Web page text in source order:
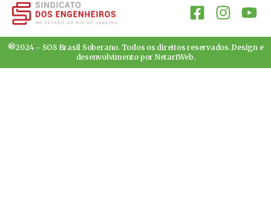
®2024 – SOS Brasil Soberano. Todos os direitos reservados. Design e
desenvolvimento por NetartWeb.